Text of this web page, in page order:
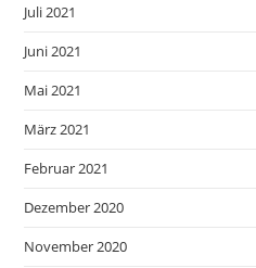
Juli 2021
Juni 2021
Mai 2021
März 2021
Februar 2021
Dezember 2020
November 2020